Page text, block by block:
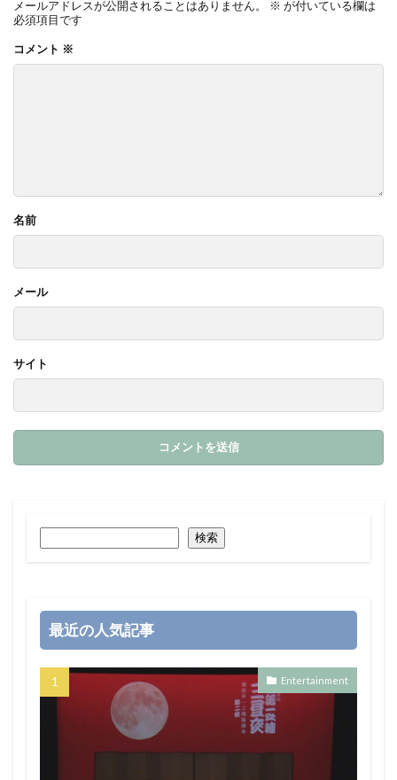
メールアドレスが公開されることはありません。 ※ が付いている欄は
必須項目です
コメント ※
名前
メール
サイト
検索
最近の人気記事
Entertainment